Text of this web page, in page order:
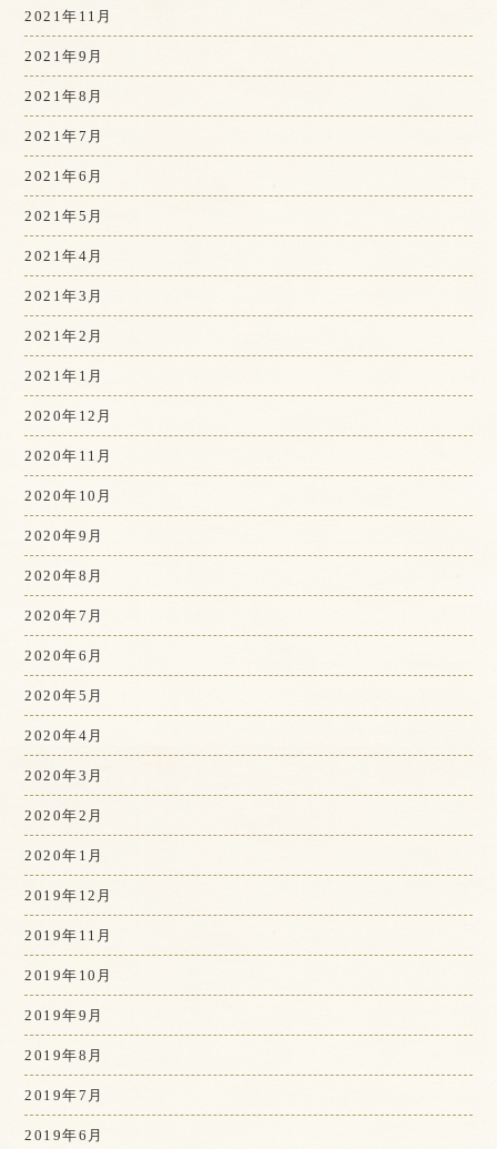
2021年11月
2021年9月
2021年8月
2021年7月
2021年6月
2021年5月
2021年4月
2021年3月
2021年2月
2021年1月
2020年12月
2020年11月
2020年10月
2020年9月
2020年8月
2020年7月
2020年6月
2020年5月
2020年4月
2020年3月
2020年2月
2020年1月
2019年12月
2019年11月
2019年10月
2019年9月
2019年8月
2019年7月
2019年6月